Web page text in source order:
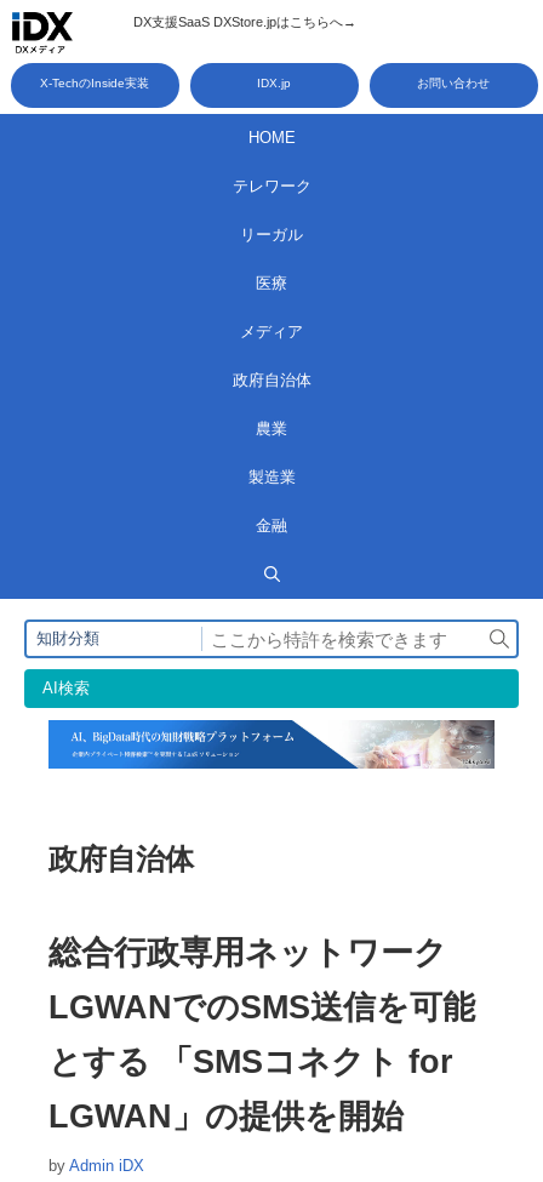
コ
ン
テ
DX支援SaaS DXStore.jpはこちらへ→​
X-TechのInside実装 IDX.jp お問い合わせ
HOME
テレワーク
リーガル
医療
メディア
政府自治体
農業
製造業
金融
知財分類
検
索
AI検索
政府自治体
総合行政専用ネットワーク
LGWANでのSMS送信を可能
とする 「SMSコネクト for
LGWAN」の提供を開始
by Admin iDX